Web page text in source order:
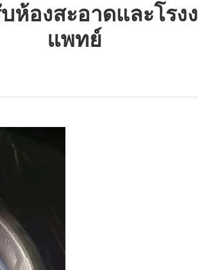
องสะอาดและโร
แพทย์